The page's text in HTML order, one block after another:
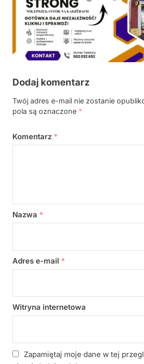
Dodaj komentarz
Twój adres e-mail nie zostanie
pola są oznaczone *
Komentarz *
Nazwa *
Adres e-mail *
Witryna internetowa
Zapamiętaj moje dane w tej